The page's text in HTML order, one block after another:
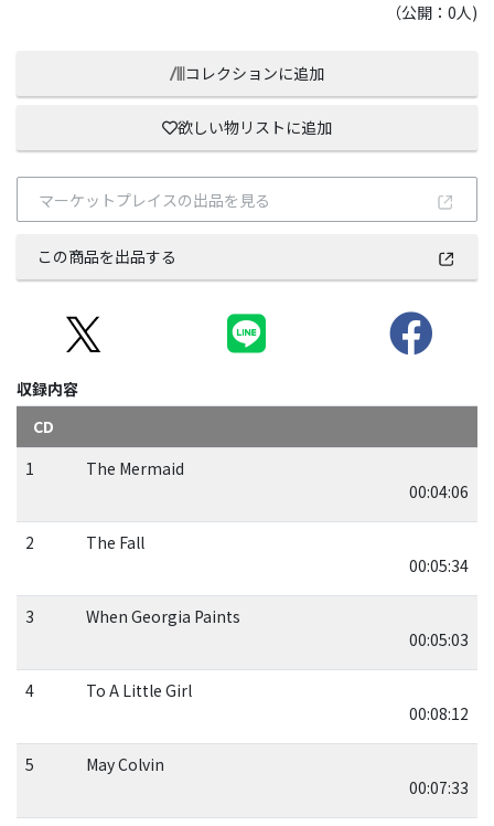
（公開：0人)
コレクションに追加
欲しい物リストに追加
マーケットプレイスの出品を見る
この商品を出品する
収録内容
CD
1
The Mermaid
00:04:06
2
The Fall
00:05:34
3
When Georgia Paints
00:05:03
4
To A Little Girl
00:08:12
5
May Colvin
00:07:33